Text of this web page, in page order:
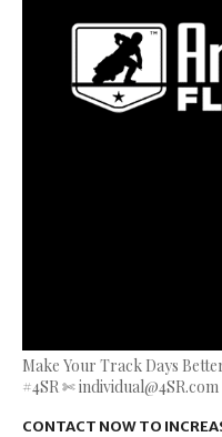
Make Your Track Days
#4SR ✄
CONTACT NOW TO